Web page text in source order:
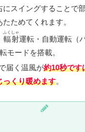
にスイングすることで
ためてくれます。
輻射
ふくしゃ
運転・自動運転（
モードを搭載。
届く温風が約10秒です
っくり暖めます。